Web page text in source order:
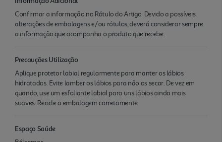
Confirmar a informação no Rótulo do Artigo. Devido a possíveis
alterações de embalagens e/ou rótulos, deverá considerar sempre
a informação que acompanha o produto que recebe.
Precauções Utilização
Aplique protetor labial regularmente para manter os lábios
hidratados. Evite lamber os lábios para não os secar. De vez em
quando, use um esfoliante labial para uns lábios ainda mais
suaves. Recicle a embalagem corretamente.
Espaço Saúde